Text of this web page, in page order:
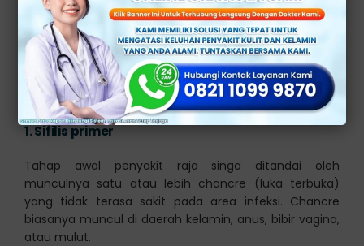
Raja singa, yang juga dikenal sebagai sifilis, adalah
penyakit menular seksual yang disebabkan oleh bakteri
Treponema pallidum. Berikut adalah beberapa ciri-ciri
penyakit raja singa yaitu:
1.Sifilis primer
Tahap awal penyakit raja singa ditandai oleh
munculnya satu atau lebih chancre (luka terbuka)
yang tidak terasa sakit pada area infeksi. Chancre
biasanya muncul di daerah kelamin, anus, bibir vagina,
atau mulut.